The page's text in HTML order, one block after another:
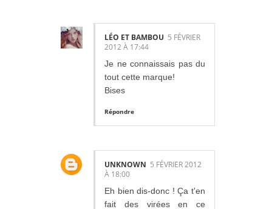
LÉO ET BAMBOU 5 FÉVRIER
2012 À 17:44
Je ne connaissais pas du
tout cette marque!
Bises
Répondre
UNKNOWN 5 FÉVRIER 2012
À 18:00
Eh bien dis-donc ! Ça t'en
fait des virées en ce